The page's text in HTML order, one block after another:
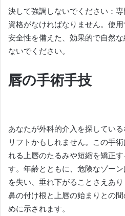
決して強調しないでください：
資格がなければなりません。 使
安全性を備えた、効果的で自然
ないでください。
唇の手術手技
あなたが外科的介入を探してい
リフトかもしれません。
この手
れる上唇のたるみや短縮を矯正
す。 年齢とともに、危険なゾー
を失い、垂れ下がることさえあり
鼻の付け根と上唇の始まりとの
めに示されます。